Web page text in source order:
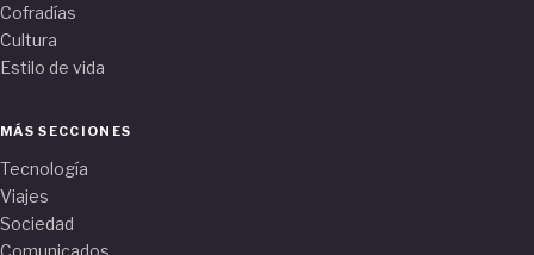
Cofradías
Cultura
Estilo de vida
MÁS SECCIONES
Tecnología
Viajes
Sociedad
Comunicados